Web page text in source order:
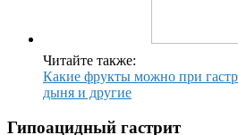
Читайте также:
Какие фрукты можно при
дыня и другие
Гипоацидный гастрит